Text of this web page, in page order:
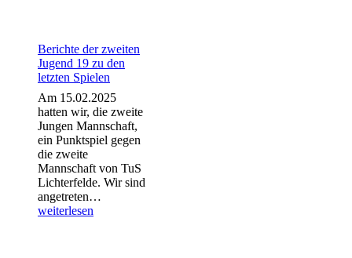
Berichte der zweiten
Jugend 19 zu den
letzten Spielen
Am 15.02.2025
hatten wir, die zweite
Jungen Mannschaft,
ein Punktspiel gegen
die zweite
Mannschaft von TuS
Lichterfelde. Wir sind
angetreten…
weiterlesen